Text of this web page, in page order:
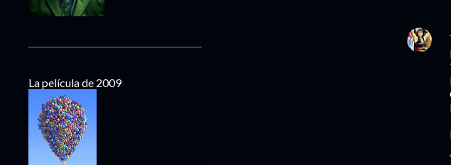
La película de 2009